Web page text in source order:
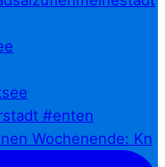
Wochenende: Kn